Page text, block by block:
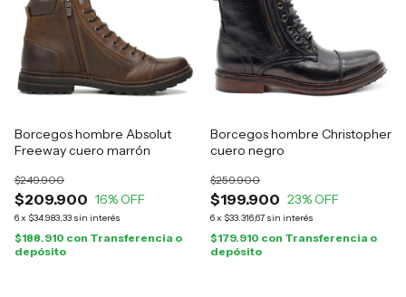
Borcegos hombre Absolut
Freeway cuero marrón
$209.900
$249.900
16% OFF
6x $34.983,33 sin interés
$188.910 con Transferencia o
depósito
Borcegos hombre Christopher
cuero negro
$199.900
$259.900
23% OFF
6x $33.316,67 sin interés
$179.910 con Transferencia o
depósito